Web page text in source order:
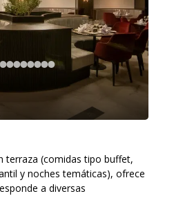
terraza (comidas tipo buffet,
y noches temáticas), ofrece
a diversas